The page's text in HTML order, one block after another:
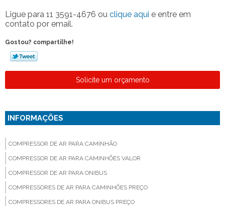
Ligue para 11 3591-4676 ou clique aqui e entre em
contato por email.
Gostou? compartilhe!
Solicite um orçamento
INFORMAÇÕES
COMPRESSOR DE AR PARA CAMINHÃO
COMPRESSOR DE AR PARA CAMINHÕES VALOR
COMPRESSOR DE AR PARA ONIBUS
COMPRESSORES DE AR PARA CAMINHÕES PREÇO
COMPRESSORES DE AR PARA ONIBUS PREÇO